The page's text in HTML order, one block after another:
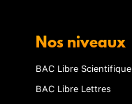
Nos niveaux
BAC Libre Scientifique
BAC Libre Lettres